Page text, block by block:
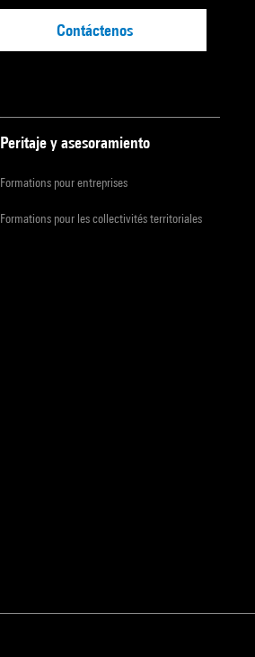
Contáctenos
Peritaje y asesoramiento
Formations pour entreprises
Formations pour les collectivités territoriales